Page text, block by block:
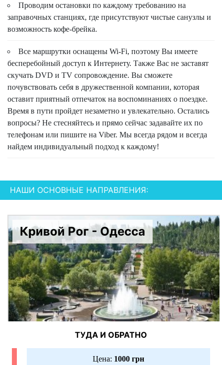
Проводим остановки по каждому требованию на
заправочных станциях, где присутствуют чистые санузлы и
возможность кофе-брейка.
Все маршрутки оснащены Wi-Fi, поэтому Вы имеете
бесперебойный доступ к Интернету. Также Вас не заставят
скучать DVD и TV сопровождение. Вы сможете
почувствовать себя в дружественной компании, которая
оставит приятный отпечаток на воспоминаниях о поездке.
Время в пути пройдет незаметно и увлекательно. Остались
вопросы? Не стесняйтесь и прямо сейчас задавайте их по
телефонам или пишите на Viber. Мы всегда рядом и всегда
найдем индивидуальный подход к каждому!
НАШИ ОСНОВНЫЕ НАПРАВЛЕНИЯ:
Кривой Рог - Одесса
ТУДА И ОБРАТНО
Цена: 1000 грн